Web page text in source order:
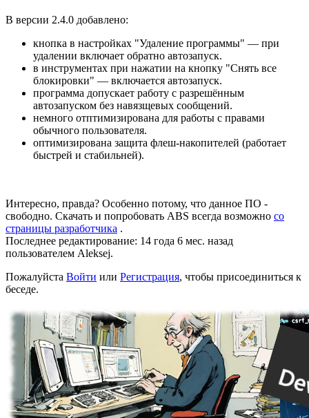
В версии 2.4.0 добавлено:
кнопка в настройках "Удаление программы" — при
удалении включает обратно автозапуск.
в инструментах при нажатии на кнопку "Снять все
блокировки" — включается автозапуск.
программа допускает работу с разрешённым
автозапуском без навязщевых сообщений.
немного отптимизирована для работы с правами
обычного пользователя.
оптимизирована защита флеш-накопителей (работает
быстрей и стабильней).
Интересно, правда? Особенно потому, что данное ПО -
свободно. Скачать и попробовать ABS всегда возможно со
страницы разработчика .
Последнее редактирование: 14 года 6 мес. назад
пользователем Aleksej.
Пожалуйста Войти или Регистрация, чтобы присоединиться к
беседе.